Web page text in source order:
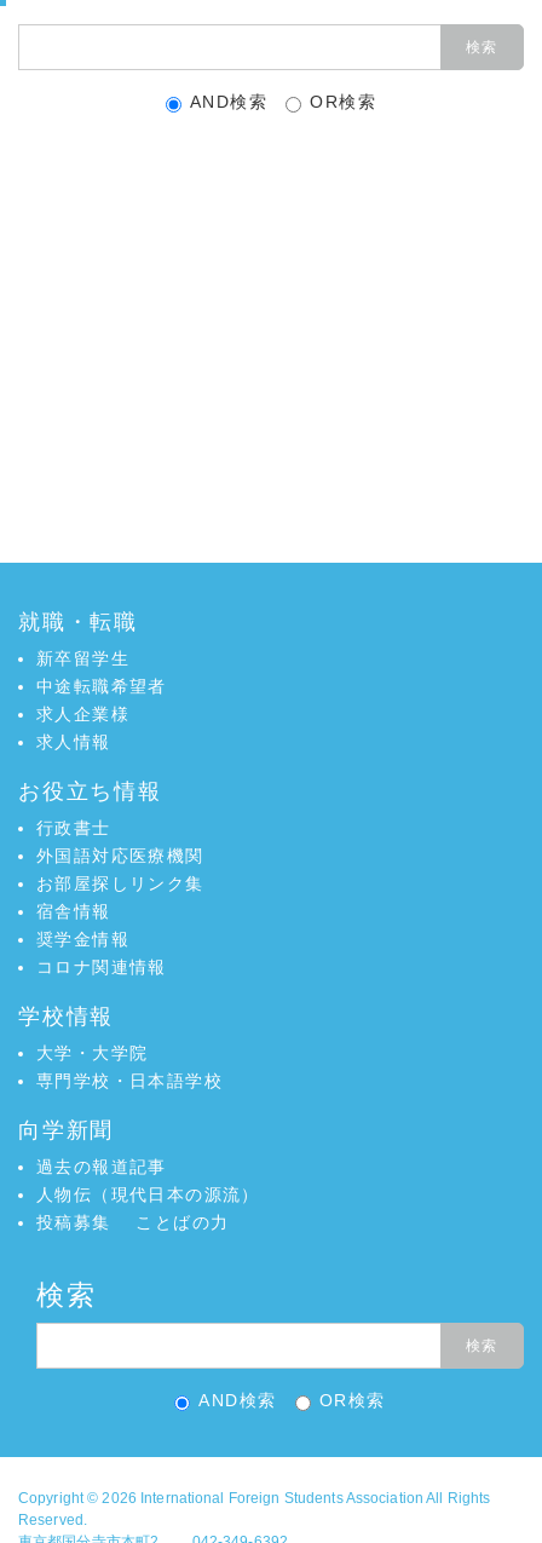
AND検索 OR検索
就職・転職
新卒留学生
中途転職希望者
求人企業様
求人情報
お役立ち情報
行政書士
外国語対応医療機関
お部屋探しリンク集
宿舎情報
奨学金情報
コロナ関連情報
学校情報
大学・大学院
専門学校・日本語学校
向学新聞
過去の報道記事
人物伝（現代日本の源流）
投稿募集
ことばの力
検索
AND検索 OR検索
Copyright © 2026 International Foreign Students Association All Rights
Reserved.